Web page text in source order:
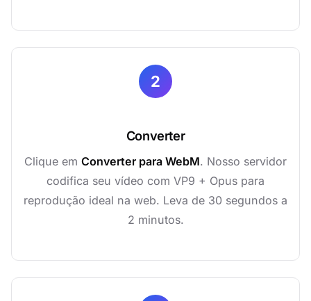
2
Converter
Clique em Converter para WebM. Nosso servidor
codifica seu vídeo com VP9 + Opus para
reprodução ideal na web. Leva de 30 segundos a
2 minutos.